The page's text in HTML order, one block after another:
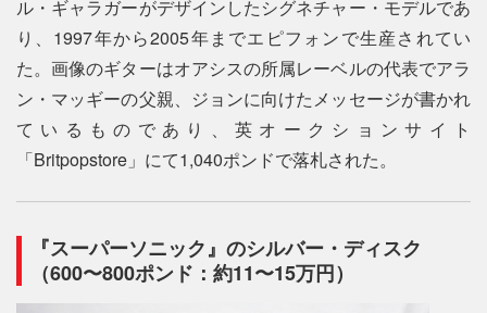
ル・ギャラガーがデザインしたシグネチャー・モデルであ
り、1997年から2005年までエピフォンで生産されてい
た。画像のギターはオアシスの所属レーベルの代表でアラ
ン・マッギーの父親、ジョンに向けたメッセージが書かれ
ているものであり、英オークションサイト
「Britpopstore」にて1,040ポンドで落札された。
『スーパーソニック』のシルバー・ディスク
（600〜800ポンド：約11〜15万円）